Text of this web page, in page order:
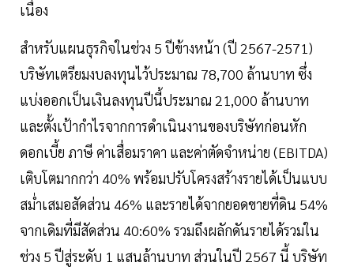
เนื่อง
สำหรับแผนธุรกิจในช่วง 5 ปีข้างหน้า (ปี 2567-2571)
บริษัทเตรียมงบลงทุนไว้ประมาณ 78,700 ล้านบาท ซึ่ง
แบ่งออกเป็นเงินลงทุนปีนี้ประมาณ 21,000 ล้านบาท
และตั้งเป้ากำไรจากการดำเนินงานของบริษัทก่อนหัก
ดอกเบี้ย ภาษี ค่าเสื่อมราคา และค่าตัดจำหน่าย (EBITDA)
เติบโตมากกว่า 40% พร้อมปรับโครงสร้างรายได้เป็นแบบ
สม่ำเสมอสัดส่วน 46% และรายได้จากยอดขายที่ดิน 54%
จากเดิมที่มีสัดส่วน 40:60% รวมถึงผลักดันรายได้รวมใน
ช่วง 5 ปีสู่ระดับ 1 แสนล้านบาท ส่วนในปี 2567 นี้ บริษัท